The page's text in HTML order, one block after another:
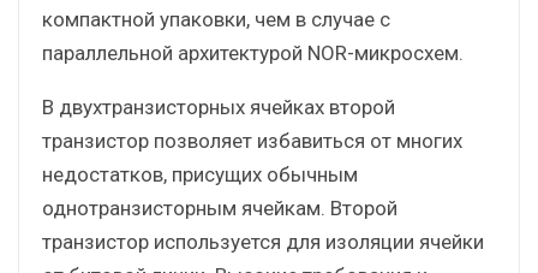
компактной упаковки, чем в случае с
параллельной архитектурой NOR-микросхем.
В двухтранзисторных ячейках второй
транзистор позволяет избавиться от многих
недостатков, присущих обычным
однотранзисторным ячейкам. Второй
транзистор используется для изоляции ячейки